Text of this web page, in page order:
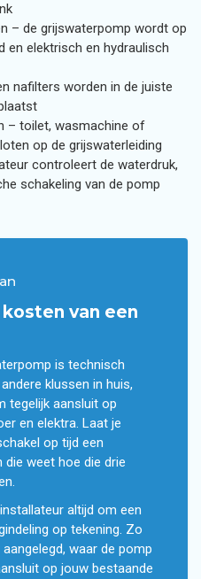
– de grijswaterpomp wordt op
en elektrisch en hydraulisch
nafilters worden in de juiste
– toilet, wasmachine of
op de grijswaterleiding
controleert de waterdruk,
schakeling van de pomp
van een
is technisch
klussen in huis,
tegelijk aansluit op
en elektra. Laat je
op tijd een
weet hoe die drie
altijd om een
op tekening. Zo
waar de pomp
op jouw bestaande